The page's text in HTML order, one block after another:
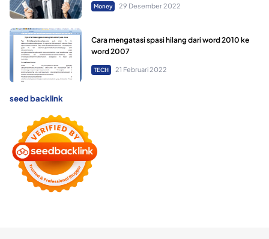
Money 29 Desember 2022
Cara mengatasi spasi hilang dari word 2010 ke
word 2007
TECH 21 Februari 2022
seed backlink